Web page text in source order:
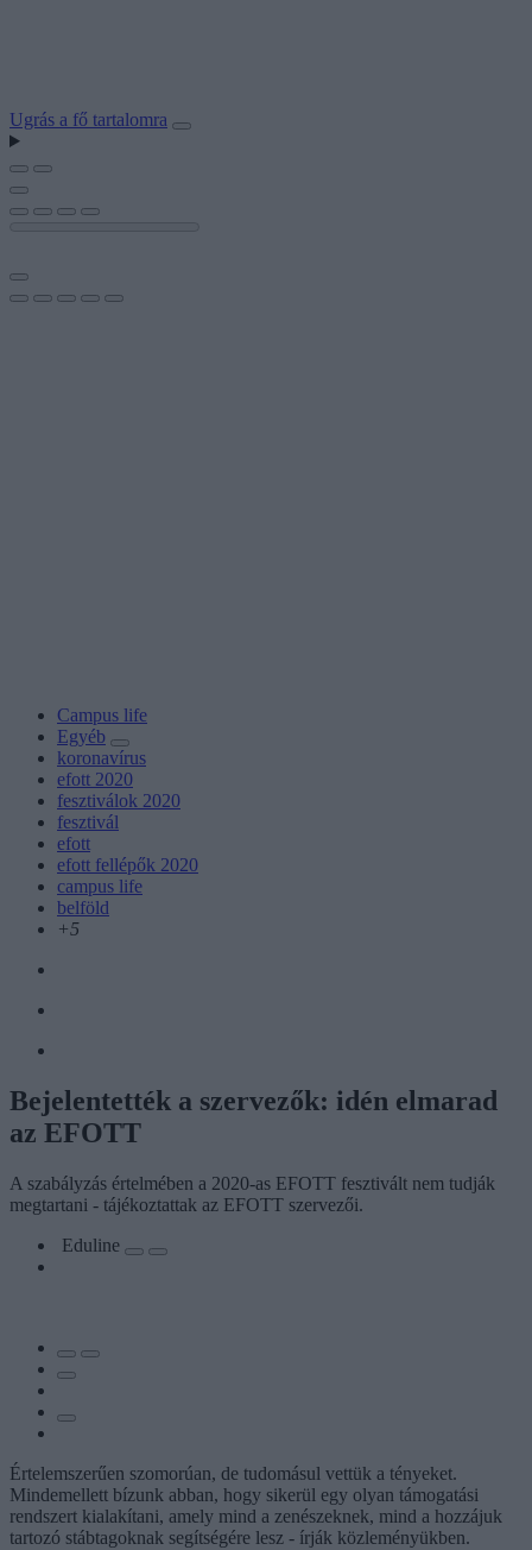
Ugrás a fő tartalomra
Campus life
Egyéb
koronavírus
efott 2020
fesztiválok 2020
fesztivál
efott
efott fellépők 2020
campus life
belföld
+5
Bejelentették a szervezők: idén elmarad
az EFOTT
A szabályzás értelmében a 2020-as EFOTT fesztivált nem tudják
megtartani - tájékoztattak az EFOTT szervezői.
Eduline
Értelemszerűen szomorúan, de tudomásul vettük a tényeket.
Mindemellett bízunk abban, hogy sikerül egy olyan támogatási
rendszert kialakítani, amely mind a zenészeknek, mind a hozzájuk
tartozó stábtagoknak segítségére lesz - írják közleményükben.